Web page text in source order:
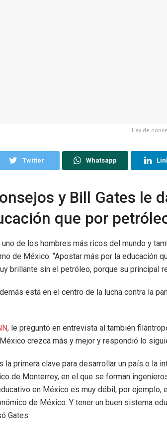
Hay de
Twitter Whatsapp
y Bill Gates le
que por
de los hombres más ricos del mundo y
de México. “Apostar más por la educación
brillante sin el petróleo, porque su principal
está en el centro de la lucha contra la
, le preguntó en entrevista al también
crezca más y mejor y respondió lo
primera clave para desarrollar un país o la
de Monterrey, en el que se forman
en México es muy débil, por ejemplo,
de México. Y tener un buen sistema
Gates.